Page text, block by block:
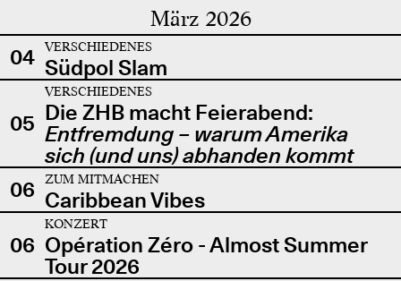
März 2026
04 VERSCHIEDENES
Südpol Slam
05
VERSCHIEDENES
Die ZHB macht Feierabend:
Entfremdung – warum Amerika
sich (und uns) abhanden kommt
06
ZUM MITMACHEN
Caribbean Vibes
06
KONZERT
Opération Zéro - Almost Summer
Tour 2026